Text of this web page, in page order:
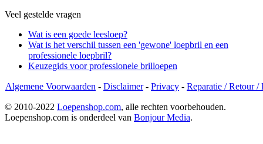
Veel gestelde vragen
Wat is een goede leesloep?
Wat is het verschil tussen een 'gewone' loepbril en een
professionele loepbril?
Keuzegids voor professionele brilloepen
Algemene Voorwaarden - Disclaimer- Privacy - Reparatie / Retour /
© 2010-2022 Loepenshop.com, alle rechten voorbehouden.
Loepenshop.com is onderdeel van Bonjour Media.